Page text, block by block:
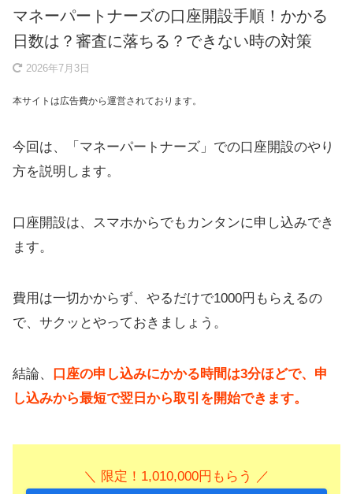
マネーパートナーズの口座開設手順！かかる
日数は？審査に落ちる？できない時の対策
2026年7月3日
本サイトは広告費から運営されております。
今回は、「マネーパートナーズ」での口座開設のやり
方を説明します。
口座開設は、スマホからでもカンタンに申し込みでき
ます。
費用は一切かからず、やるだけで1000円もらえるの
で、サクッとやっておきましょう。
結論、
口座の申し込みにかかる時間は3分ほどで、申
し込みから最短で翌日から取引を開始できます。
＼ 限定！1,010,000円もらう ／